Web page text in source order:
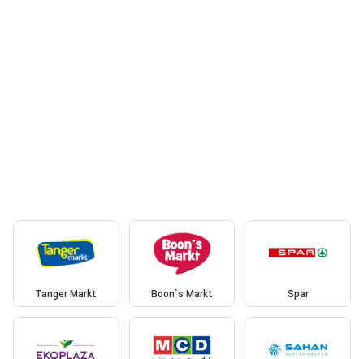
Tanger Markt Boon`s Markt Spar